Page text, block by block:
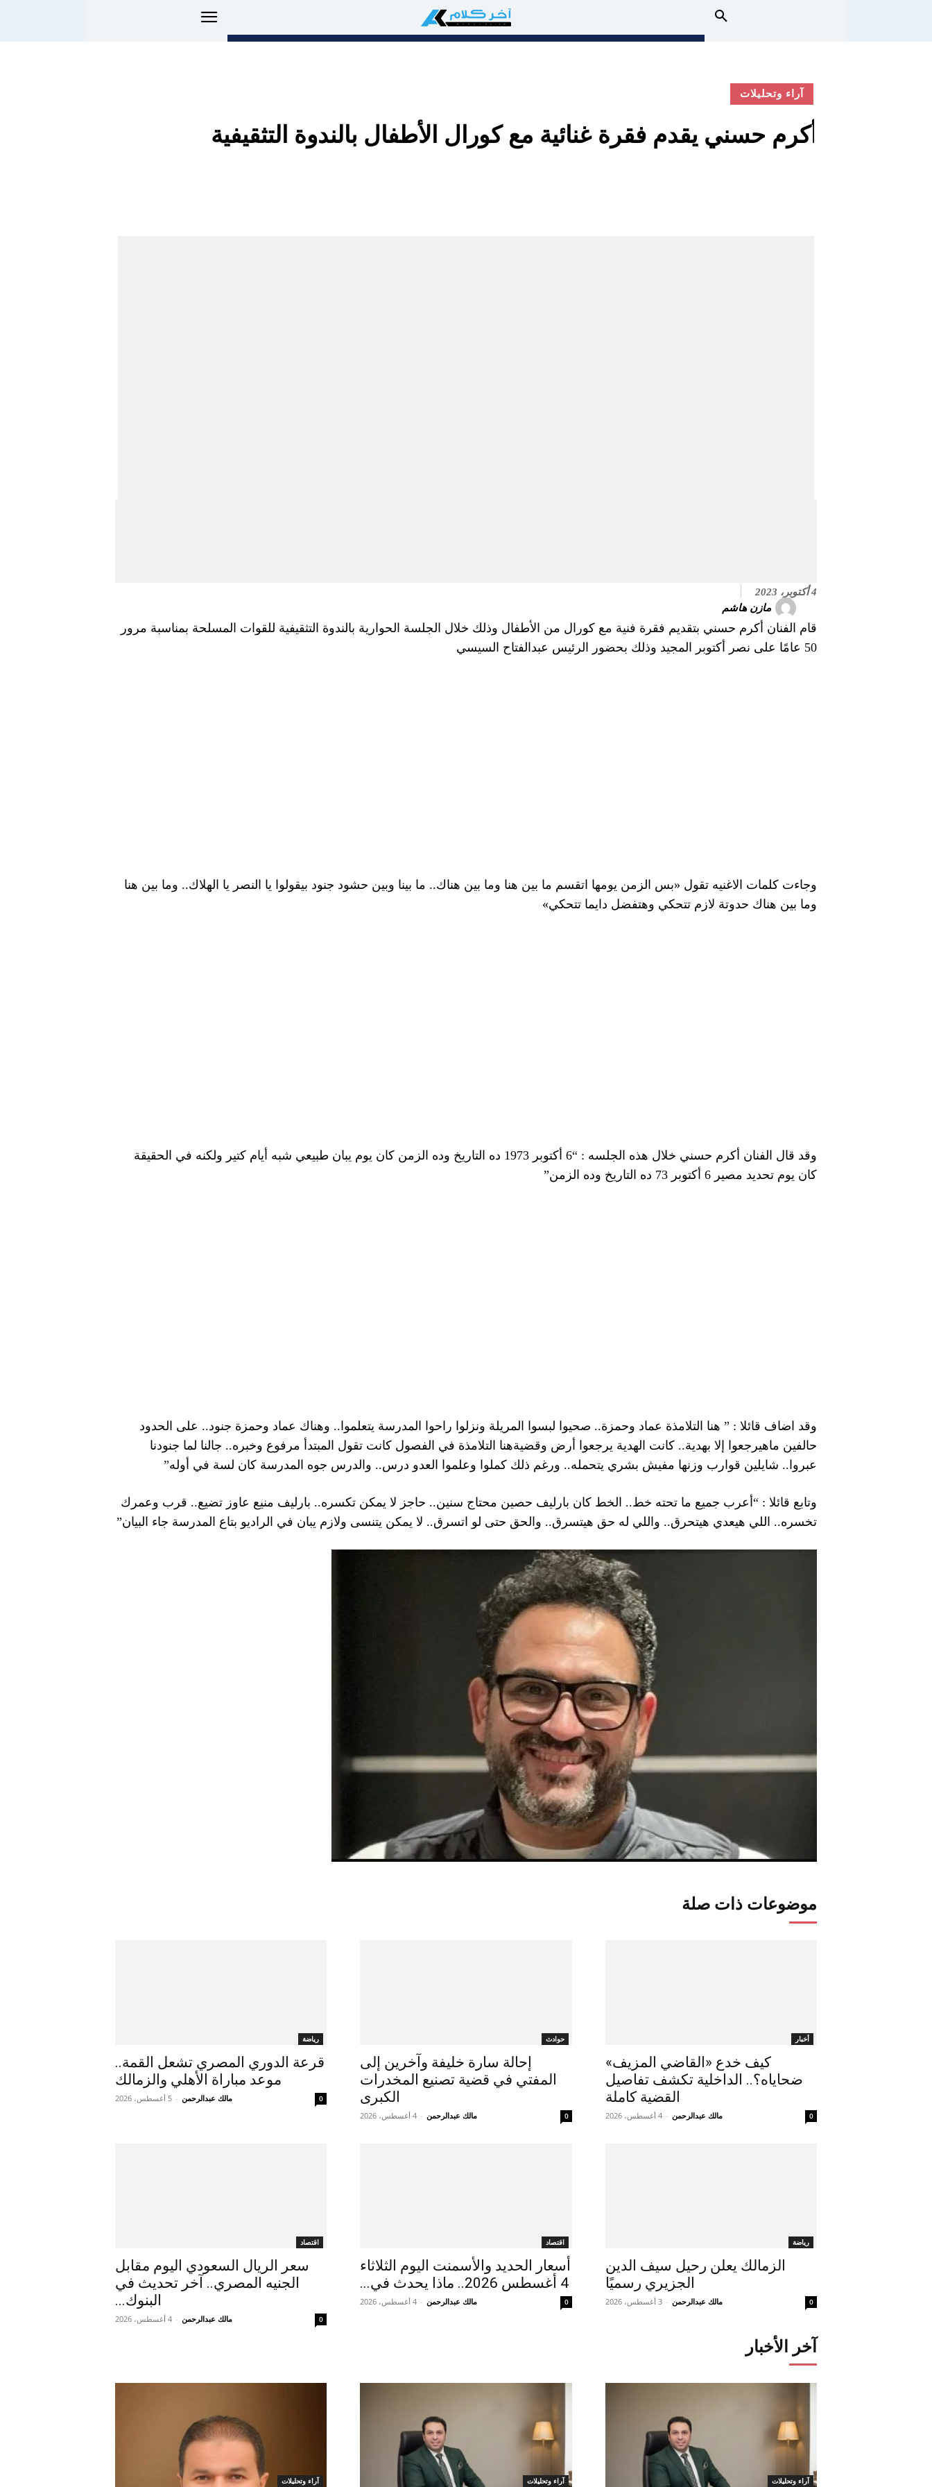
آراء وتحليلات
أكرم حسني يقدم فقرة غنائية مع كورال الأطفال بالندوة التثقيفية
4 أكتوبر، 2023
مازن هاشم
قام الفنان أكرم حسني بتقديم فقرة فنية مع كورال من الأطفال وذلك خلال الجلسة الحوارية بالندوة التثقيفية للقوات المسلحة بمناسبة مرور
50 عامًا على نصر أكتوبر المجيد وذلك بحضور الرئيس عبدالفتاح السيسي
وجاءت كلمات الاغنيه تقول «بس الزمن يومها اتقسم ما بين هنا وما بين هناك.. ما بينا وبين حشود جنود بيقولوا يا النصر يا الهلاك.. وما بين هنا
وما بين هناك حدوتة لازم تتحكي وهتفضل دايما تتحكي»
وقد قال الفنان أكرم حسني خلال هذه الجلسه : “6 أكتوبر 1973 ده التاريخ وده الزمن كان يوم يبان طبيعي شبه أيام كتير ولكنه في الحقيقة
كان يوم تحديد مصير 6 أكتوبر 73 ده التاريخ وده الزمن”
وقد اضاف قائلا : ” هنا التلامذة عماد وحمزة.. صحيوا لبسوا المريلة ونزلوا راحوا المدرسة يتعلموا.. وهناك عماد وحمزة جنود.. على الحدود
حالفين ماهيرجعوا إلا بهدية.. كانت الهدية يرجعوا أرض وقضيةهنا التلامذة في الفصول كانت تقول المبتدأ مرفوع وخبره.. جالنا لما جنودنا
عبروا.. شايلين قوارب وزنها مفيش بشري يتحمله.. ورغم ذلك كملوا وعلموا العدو درس.. والدرس جوه المدرسة كان لسة في أوله”
وتابع قائلا : “أعرب جميع ما تحته خط.. الخط كان بارليف حصين محتاج سنين.. حاجز لا يمكن تكسره.. بارليف منيع عاوز تضيع.. قرب وعمرك
تخسره.. اللي هيعدي هيتحرق.. واللي له حق هيتسرق.. والحق حتى لو اتسرق.. لا يمكن يتنسى ولازم يبان في الراديو بتاع المدرسة جاء البيان”
موضوعات ذات صلة
رياضة
قرعة الدوري المصري تشعل القمة..
موعد مباراة الأهلي والزمالك
مالك عبدالرحمن - 5 أغسطس، 2026 0
حوادث
إحالة سارة خليفة وآخرين إلى
المفتي في قضية تصنيع المخدرات
الكبرى
مالك عبدالرحمن - 4 أغسطس، 2026 0
أخبار
كيف خدع «القاضي المزيف»
ضحاياه؟.. الداخلية تكشف تفاصيل
القضية كاملة
مالك عبدالرحمن - 4 أغسطس، 2026 0
اقتصاد
سعر الريال السعودي اليوم مقابل
الجنيه المصري.. آخر تحديث في
البنوك...
مالك عبدالرحمن - 4 أغسطس، 2026 0
اقتصاد
أسعار الحديد والأسمنت اليوم الثلاثاء
4 أغسطس 2026.. ماذا يحدث في...
مالك عبدالرحمن - 4 أغسطس، 2026 0
رياضة
الزمالك يعلن رحيل سيف الدين
الجزيري رسميًا
مالك عبدالرحمن - 3 أغسطس، 2026 0
آخر الأخبار
آراء وتحليلات آراء وتحليلات آراء وتحليلات